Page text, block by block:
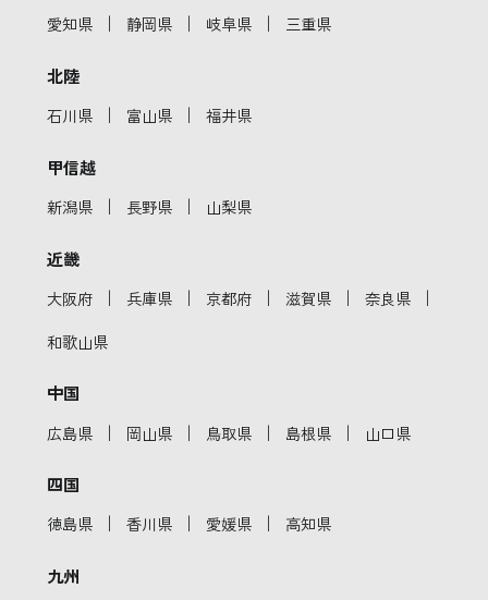
愛知県 ｜ 静岡県 ｜ 岐阜県 ｜ 三重県
北陸
石川県 ｜ 富山県 ｜ 福井県
甲信越
新潟県 ｜ 長野県 ｜ 山梨県
近畿
大阪府 ｜ 兵庫県 ｜ 京都府 ｜ 滋賀県 ｜ 奈良県 ｜
和歌山県
中国
広島県 ｜ 岡山県 ｜ 鳥取県 ｜ 島根県 ｜ 山口県
四国
徳島県 ｜ 香川県 ｜ 愛媛県 ｜ 高知県
九州